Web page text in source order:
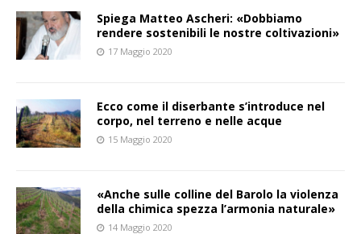
Spiega Matteo Ascheri: «Dobbiamo
rendere sostenibili le nostre coltivazioni»
17 Maggio 2020
Ecco come il diserbante s’introduce nel
corpo, nel terreno e nelle acque
15 Maggio 2020
«Anche sulle colline del Barolo la violenza
della chimica spezza l’armonia naturale»
14 Maggio 2020